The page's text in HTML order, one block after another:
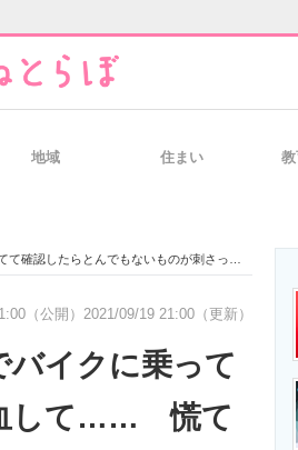
経営リーダーの
の技術・比較・事例 製造業のIT導入
地域 住まい
したらとんでもないものが刺さっていた
（公開） 2021/09/19 21:00（更新）
バイクに乗って
して…… 慌て